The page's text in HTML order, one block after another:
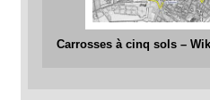
Carrosses à cinq sols –